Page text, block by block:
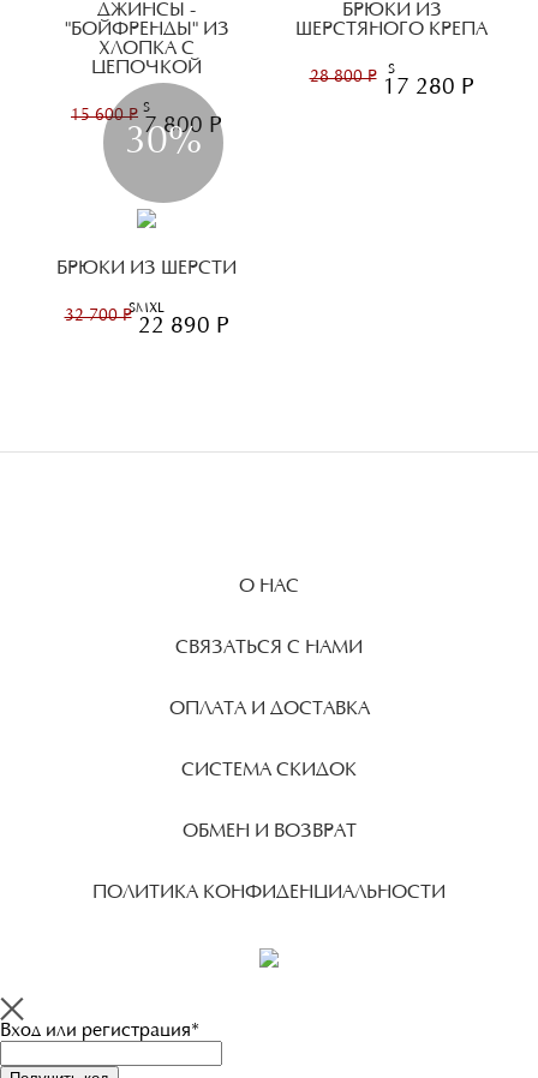
ДЖИНСЫ -
"БОЙФРЕНДЫ" ИЗ
ХЛОПКА С
ЦЕПОЧКОЙ
15 600 Р7 800 Р
S
БРЮКИ ИЗ
ШЕРСТЯНОГО КРЕПА
28 800 Р 17 280 Р
S
30%
БРЮКИ ИЗ ШЕРСТИ
32 700 Р 22 890 Р
SMXL
О НАС
СВЯЗАТЬСЯ С НАМИ
ОПЛАТА И ДОСТАВКА
СИСТЕМА СКИДОК
ОБМЕН И ВОЗВРАТ
ПОЛИТИКА КОНФИДЕНЦИАЛЬНОСТИ
Вход или регистрация*